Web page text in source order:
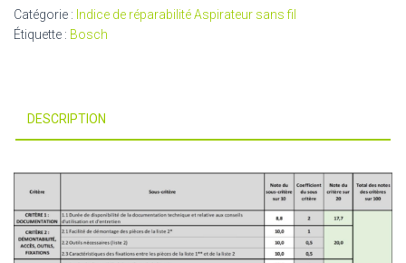
Catégorie : Indice de réparabilité Aspirateur sans fil
Étiquette : Bosch
DESCRIPTION